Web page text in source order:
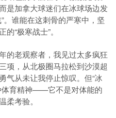
是加拿大球迷们在冰球场边发
谁能在这刺骨的严寒中，坚
“极寒战士”。
的老观察者，我见过太多疯狂
项，从北极圈马拉松到沙漠超
气从未让我停止惊叹。但“冰
体育精神——它不是对体能的
柔考验。